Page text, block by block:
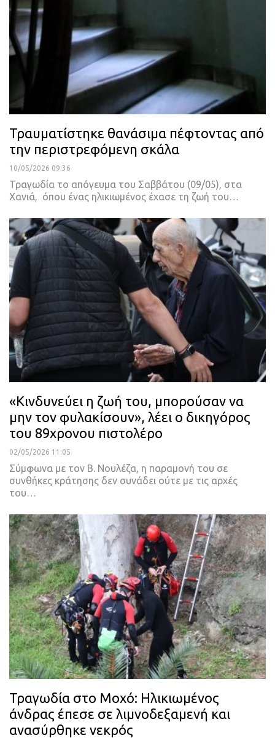
Τραυματίστηκε θανάσιμα πέφτοντας από
την περιστρεφόμενη σκάλα
10/05/2026 09:36
Τραγωδία το απόγευμα του Σαββάτου (09/05), στα
Χανιά, όπου ένας ηλικιωμένος έχασε τη ζωή του…
«Κινδυνεύει η ζωή του, μπορούσαν να
μην τον φυλακίσουν», λέει ο δικηγόρος
του 89χρονου πιστολέρο
02/05/2026 11:05
Σύμφωνα με τον Β. Νουλέζα, η παραμονή του σε
συνθήκες κράτησης δεν συνάδει ούτε με τις αρχές
του…
Τραγωδία στο Μοχό: Ηλικιωμένος
άνδρας έπεσε σε λιμνοδεξαμενή και
ανασύρθηκε νεκρός